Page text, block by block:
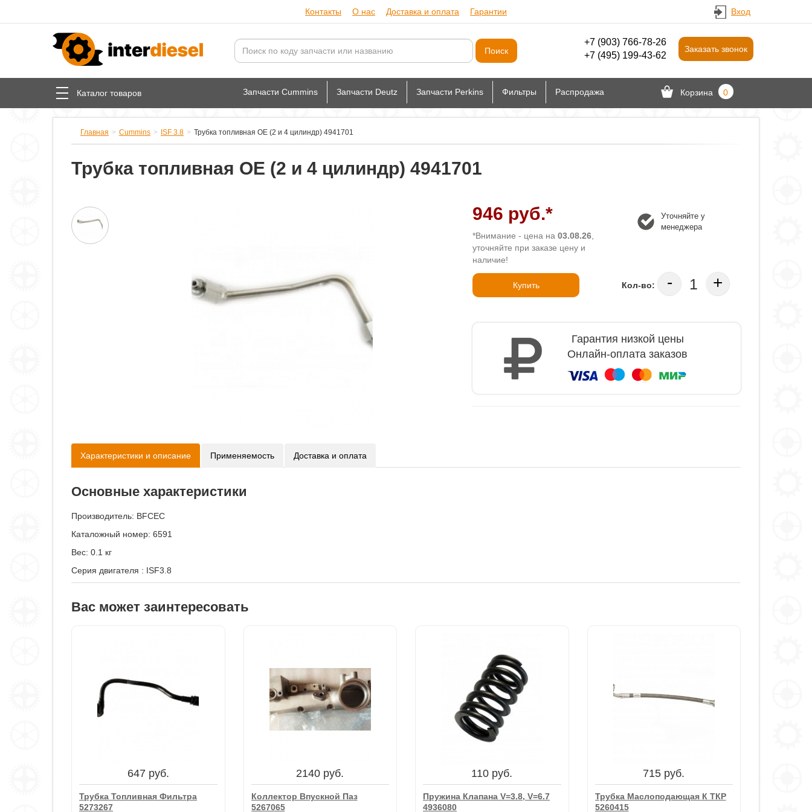
Контакты О нас Доставка и оплата Гарантии Вход
+7 (903) 766‑78-26
+7 (495) 199-43-62
Заказать звонок
Каталог товаров Запчасти Cummins Запчасти Deutz Запчасти Perkins Фильтры Распродажа Корзина 0
Главная Cummins ISF 3.8 Трубка топливная OE (2 и 4 цилиндр) 4941701
Трубка топливная OE (2 и 4 цилиндр) 4941701
946 руб.*
*Внимание - цена на 03.08.26,
уточняйте при заказе цену и
наличие!
Уточняйте у
менеджера
Купить Кол-во: - +
Гарантия низкой цены
Онлайн-оплата заказов
Характеристики и описание Применяемость Доставка и оплата
Основные характеристики
Производитель: BFCEC
Каталожный номер: 6591
Вес: 0.1 кг
Серия двигателя : ISF3.8
Вас может заинтересовать
647 руб.
Трубка Топливная Фильтра
5273267
2140 руб.
Коллектор Впускной Паз
5267065
110 руб.
Пружина Клапана V=3.8, V=6.7
4936080
715 руб.
Трубка Маслоподающая К ТКР
5260415